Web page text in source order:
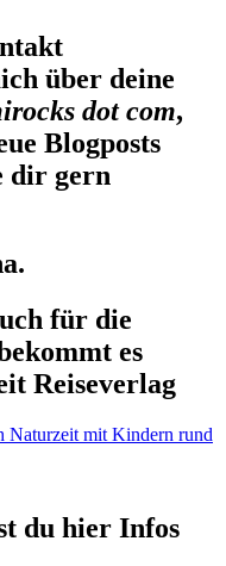
über deine
dot com,
Blogposts
dir gern
für die
es
Reiseverlag
du hier Infos